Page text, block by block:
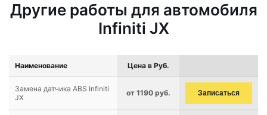
Другие работы для автомобиля
Infiniti JX
Наименование Цена в Руб.
Замена датчика ABS Infiniti
JX
от 1190 руб. Записаться